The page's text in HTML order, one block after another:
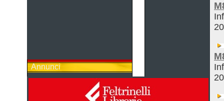
Annunci